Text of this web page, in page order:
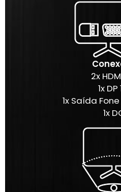
2x
1x DP
1x Saída
1x